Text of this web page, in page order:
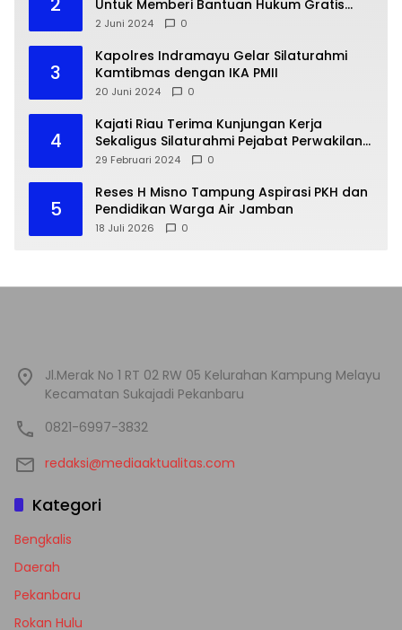
Untuk Memberi Bantuan Hukum Gratis
Bagi Masyarakat Kurang Mampu
2 Juni 2024 0
3
Kapolres Indramayu Gelar Silaturahmi
Kamtibmas dengan IKA PMII
20 Juni 2024 0
4
Kajati Riau Terima Kunjungan Kerja
Sekaligus Silaturahmi Pejabat Perwakilan
Bank Indonesia Provinsi Riau
29 Februari 2024 0
5
Reses H Misno Tampung Aspirasi PKH dan
Pendidikan Warga Air Jamban
18 Juli 2026 0
Jl.Merak No 1 RT 02 RW 05 Kelurahan Kampung Melayu
Kecamatan Sukajadi Pekanbaru
0821-6997-3832
redaksi@mediaaktualitas.com
Kategori
Bengkalis
Daerah
Pekanbaru
Rokan Hulu